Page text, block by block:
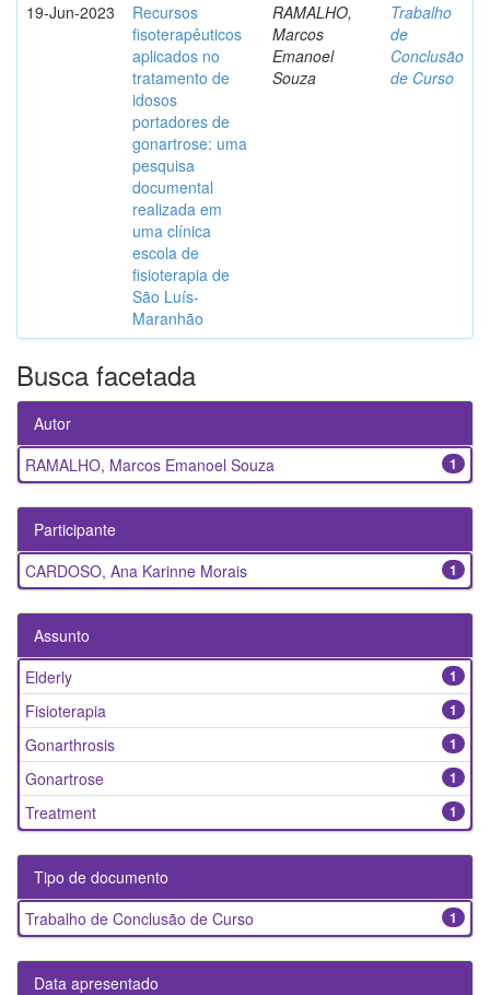
19-Jun-2023
Recursos
fisoterapêuticos
aplicados no
tratamento de
idosos
portadores de
gonartrose: uma
pesquisa
documental
realizada em
uma clínica
escola de
fisioterapia de
São Luís-
Maranhão
RAMALHO,
Marcos
Emanoel
Souza
Trabalho
de
Conclusão
de Curso
Busca facetada
Autor
1
RAMALHO, Marcos Emanoel Souza
Participante
1
CARDOSO, Ana Karinne Morais
Assunto
1
Elderly
1
Fisioterapia
1
Gonarthrosis
1
Gonartrose
1
Treatment
Tipo de documento
1
Trabalho de Conclusão de Curso
Data apresentado